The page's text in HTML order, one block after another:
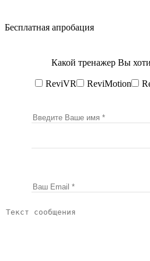
Бесплатная апробация
Какой тренажер Вы
ReviVR ReviMotion